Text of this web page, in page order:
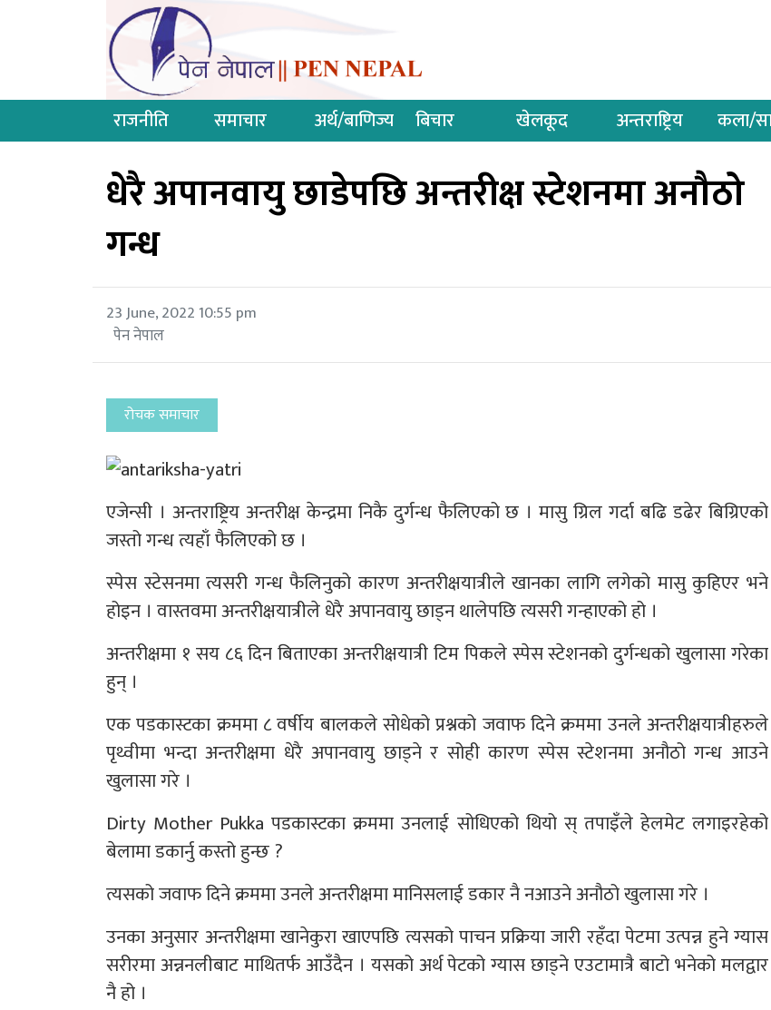
राजनीति समाचार अर्थ/बाणिज्य बिचार खेलकूद अन्तराष्ट्रिय कला/
धेरै अपानवायु छाडेपछि अन्तरीक्ष स्टेशनमा अनौठो
गन्ध
23 June, 2022 10:55 pm
पेन नेपाल
रोचक समाचार
एजेन्सी । अन्तराष्ट्रिय अन्तरीक्ष केन्द्रमा निकै दुर्गन्ध फैलिएको छ । मासु ग्रिल गर्दा बढि डढेर बिग्रिएको
जस्तो गन्ध त्यहाँ फैलिएको छ ।
स्पेस स्टेसनमा त्यसरी गन्ध फैलिनुको कारण अन्तरीक्षयात्रीले खानका लागि लगेको मासु कुहिएर भने
होइन । वास्तवमा अन्तरीक्षयात्रीले धेरै अपानवायु छाड्न थालेपछि त्यसरी गन्हाएको हो ।
अन्तरीक्षमा १ सय ८६ दिन बिताएका अन्तरीक्षयात्री टिम पिकले स्पेस स्टेशनको दुर्गन्धको खुलासा गरेका
हुन् ।
एक पडकास्टका क्रममा ८ वर्षीय बालकले सोधेको प्रश्नको जवाफ दिने क्रममा उनले अन्तरीक्षयात्रीहरुले
पृथ्वीमा भन्दा अन्तरीक्षमा धेरै अपानवायु छाड्ने र सोही कारण स्पेस स्टेशनमा अनौठो गन्ध आउने
खुलासा गरे ।
Dirty Mother Pukka पडकास्टका क्रममा उनलाई सोधिएको थियो स् तपाइँले हेलमेट लगाइरहेको
बेलामा डकार्नु कस्तो हुन्छ ?
त्यसको जवाफ दिने क्रममा उनले अन्तरीक्षमा मानिसलाई डकार नै नआउने अनौठो खुलासा गरे ।
उनका अनुसार अन्तरीक्षमा खानेकुरा खाएपछि त्यसको पाचन प्रक्रिया जारी रहँदा पेटमा उत्पन्न हुने ग्यास
सरीरमा अन्ननलीबाट माथितर्फ आउँदैन । यसको अर्थ पेटको ग्यास छाड्ने एउटामात्रै बाटो भनेको मलद्वार
नै हो ।